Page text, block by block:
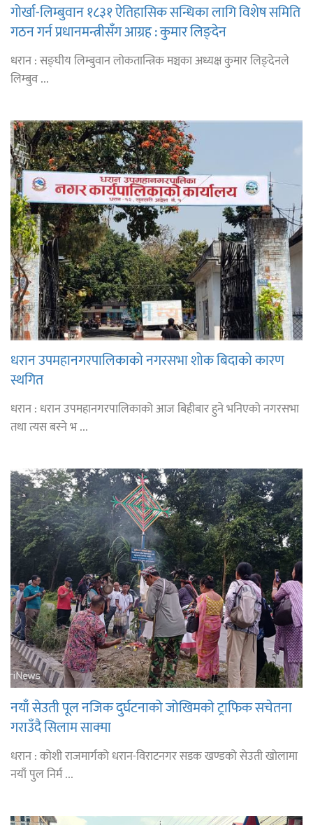
गोर्खा-लिम्बुवान १८३१ ऐतिहासिक सन्धिका लागि विशेष समिति
गठन गर्न प्रधानमन्त्रीसँग आग्रह : कुमार लिङ्देन
धरान : सङ्घीय लिम्बुवान लोकतान्त्रिक मञ्चका अध्यक्ष कुमार लिङ्देनले
लिम्बुव ...
धरान उपमहानगरपालिकाको नगरसभा शोक बिदाको कारण
स्थगित
धरान : धरान उपमहानगरपालिकाको आज बिहीबार हुने भनिएको नगरसभा
तथा त्यस बस्ने भ ...
नयाँ सेउती पूल नजिक दुर्घटनाको जोखिमको ट्राफिक सचेतना
गराउँदै सिलाम साक्मा
धरान : कोशी राजमार्गको धरान-विराटनगर सडक खण्डको सेउती खोलामा
नयाँ पुल निर्म ...